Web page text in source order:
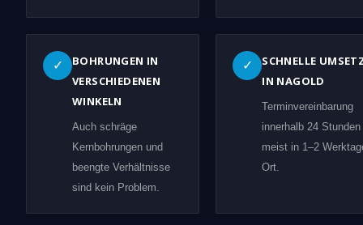
✓
BOHRUNGEN IN
VERSCHIEDENEN
WINKELN
Auch schräge
Kernbohrungen und
beengte Verhältnisse
sind kein Problem.
✓
SCHNELLE
IN NAGOLD
Terminvereinbarung
innerhalb 24 Stunden
meist in 1–2
Ort.